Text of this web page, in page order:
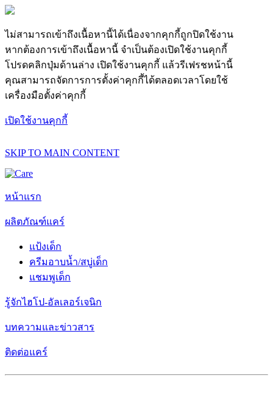
ไม่สามารถเข้าถึงเนื้อหานี้ได้เนื่องจากคุกกี้ถูกปิดใช้งาน
หากต้องการเข้าถึงเนื้อหานี้ จำเป็นต้องเปิดใช้งานคุกกี้
โปรดคลิกปุ่มด้านล่าง เปิดใช้งานคุกกี้ แล้วรีเฟรชหน้านี้
คุณสามารถจัดการการตั้งค่าคุกกี้ได้ตลอดเวลาโดยใช้
เครื่องมือตั้งค่าคุกกี้
เปิดใช้งานคุกกี้
SKIP TO MAIN CONTENT
หน้าแรก
ผลิตภัณฑ์แคร์
แป้งเด็ก
ครีมอาบน้ำ/สบู่เด็ก
แชมพูเด็ก
รู้จักไฮโป-อัลเลอร์เจนิก
บทความและข่าวสาร
ติดต่อแคร์